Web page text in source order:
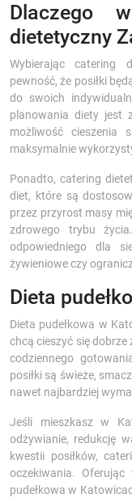
Dlaczego
dietetyczny
Wybierając catering
pewność, że posiłki
do swoich
planowania diety jest
możliwość cieszenia
maksymalnie
Ponadto, catering
diet, które są
przez przyrost masy
zdrowego trybu
odpowiedniego dla
żywieniowe czy
Dieta
Dieta pudełkowa w
chcą cieszyć się dobrze
codziennego
posiłki są świeże,
nawet najbardziej
Jeśli mieszkasz w
odżywianie, redukcję
kwestii posiłków,
oczekiwania.
pudełkowa w